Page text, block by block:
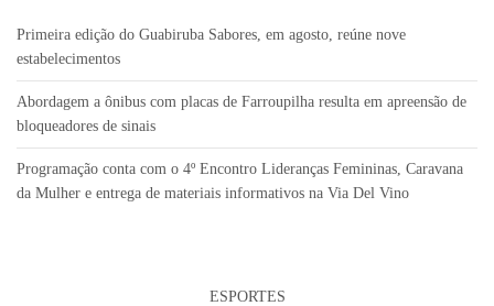
Primeira edição do Guabiruba Sabores, em agosto, reúne nove
estabelecimentos
Abordagem a ônibus com placas de Farroupilha resulta em apreensão de
bloqueadores de sinais
Programação conta com o 4º Encontro Lideranças Femininas, Caravana
da Mulher e entrega de materiais informativos na Via Del Vino
ESPORTES